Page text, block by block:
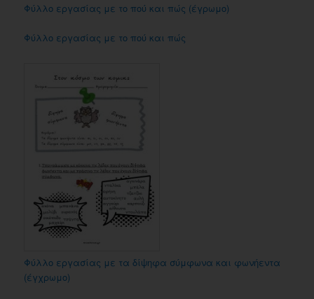
Φύλλο εργασίας με το πού και πώς (έγρωμο)
Φύλλο εργασίας με το πού και πώς
Φύλλο εργασίας με τα δίψηφα σύμφωνα και φωνήεντα
(έγχρωμο)